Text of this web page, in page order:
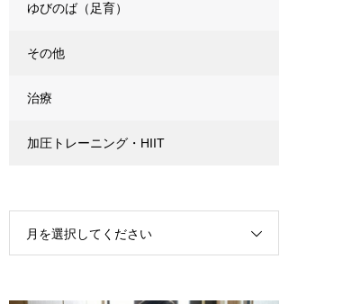
ゆびのば（足育）
その他
治療
加圧トレーニング・HIIT
月を選択してください